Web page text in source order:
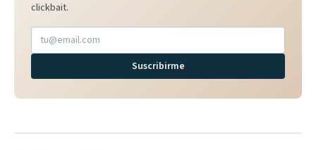
clickbait.
Suscribirme